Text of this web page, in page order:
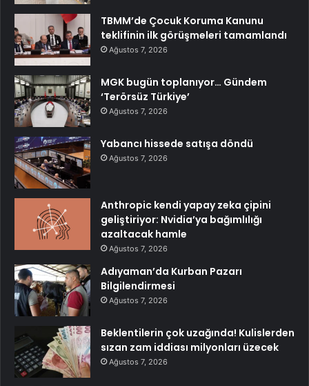
TBMM’de Çocuk Koruma Kanunu
teklifinin ilk görüşmeleri tamamlandı
Ağustos 7, 2026
MGK bugün toplanıyor… Gündem
‘Terörsüz Türkiye’
Ağustos 7, 2026
Yabancı hissede satışa döndü
Ağustos 7, 2026
Anthropic kendi yapay zeka çipini
geliştiriyor: Nvidia’ya bağımlılığı
azaltacak hamle
Ağustos 7, 2026
Adıyaman’da Kurban Pazarı
Bilgilendirmesi
Ağustos 7, 2026
Beklentilerin çok uzağında! Kulislerden
sızan zam iddiası milyonları üzecek
Ağustos 7, 2026